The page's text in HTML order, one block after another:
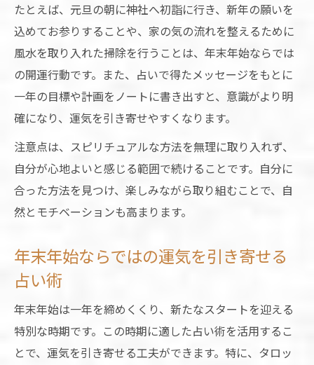
たとえば、元旦の朝に神社へ初詣に行き、新年の願いを
込めてお参りすることや、家の気の流れを整えるために
風水を取り入れた掃除を行うことは、年末年始ならでは
の開運行動です。また、占いで得たメッセージをもとに
一年の目標や計画をノートに書き出すと、意識がより明
確になり、運気を引き寄せやすくなります。
注意点は、スピリチュアルな方法を無理に取り入れず、
自分が心地よいと感じる範囲で続けることです。自分に
合った方法を見つけ、楽しみながら取り組むことで、自
然とモチベーションも高まります。
年末年始ならではの運気を引き寄せる
占い術
年末年始は一年を締めくくり、新たなスタートを迎える
特別な時期です。この時期に適した占い術を活用するこ
とで、運気を引き寄せる工夫ができます。特に、タロッ